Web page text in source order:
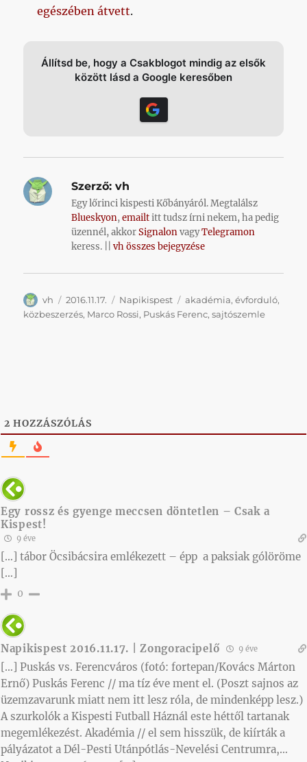
egészében átvett.
Állítsd be, hogy a Csakblogot mindig az elsők
között lásd a Google keresőben
Szerző: vh
Egy lőrinci kispesti Kőbányáról. Megtalálsz
Blueskyon,emailtitt tudsz írni nekem, ha pedig
üzennél, akkorSignalonvagyTelegramon
keress. ||vh összes bejegyzése
Szerző
vh Közzétéve
2016.11.17. Kategória
Napikispest Címke
akadémia,évforduló,
közbeszerzés, Marco Rossi, Puskás Ferenc,sajtószemle
2 HOZZÁSZÓLÁS
Egy rossz és gyenge meccsen döntetlen – Csak a
Kispest!
9 éve
[…] tábor Öcsibácsira emlékezett – épp a paksiak gólöröme
[…]
0
Napikispest 2016.11.17. | Zongoracipelő 9 éve
[…] Puskás vs. Ferencváros (fotó: fortepan/Kovács Márton
Ernő) Puskás Ferenc // ma tíz éve ment el. (Poszt sajnos az
üzemzavarunk miatt nem itt lesz róla, de mindenképp lesz.)
A szurkolók a Kispesti Futball Háznál este héttől tartanak
megemlékezést. Akadémia // el sem hisszük, de kiírták a
pályázatot a Dél-Pesti Utánpótlás-Nevelési Centrumra,…